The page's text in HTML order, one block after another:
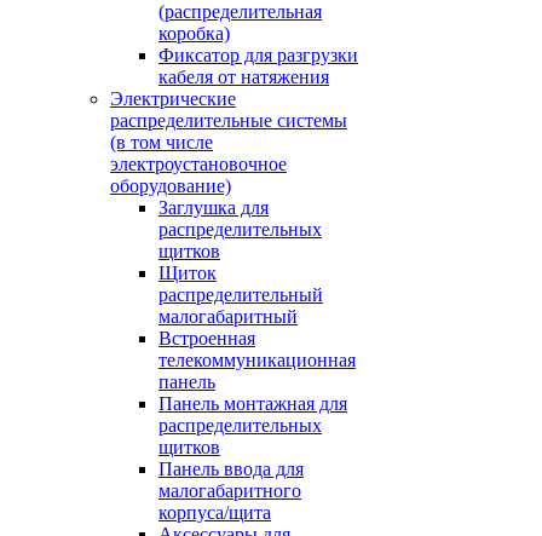
(распределительная
коробка)
Фиксатор для разгрузки
кабеля от натяжения
Электрические
распределительные системы
(в том числе
электроустановочное
оборудование)
Заглушка для
распределительных
щитков
Щиток
распределительный
малогабаритный
Встроенная
телекоммуникационная
панель
Панель монтажная для
распределительных
щитков
Панель ввода для
малогабаритного
корпуса/щита